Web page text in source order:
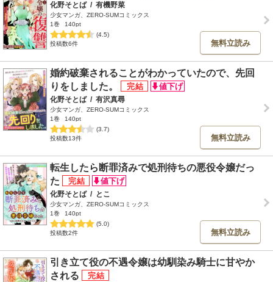
化野そとば / 有機野菜
少女マンガ、ZERO-SUMコミックス
1巻
140pt
(4.5)
投稿数6件
無料立読み
婚約破棄されることがわかっていたので、先回
りをしました。
化野そとば / 有沢真尋
少女マンガ、ZERO-SUMコミックス
1巻
140pt
(3.7)
投稿数13件
無料立読み
転生したら断罪済みで処刑待ちの悪役令嬢だっ
た
化野そとば / とこ
少女マンガ、ZERO-SUMコミックス
1巻
140pt
(5.0)
投稿数2件
無料立読み
引き立て役の不遇令嬢は幼馴染み騎士に甘やか
される